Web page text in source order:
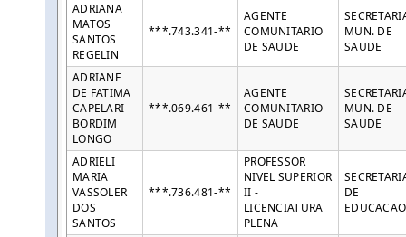
ADRIANA
MATOS
SANTOS
REGELIN
***.743.341-**
AGENTE
COMUNITARIO
DE SAUDE
MUN. DE
SAUDE
ADRIANE
DE FATIMA
CAPELARI
BORDIM
LONGO
***.069.461-**
AGENTE
COMUNITARIO
DE SAUDE
MUN. DE
SAUDE
ADRIELI
MARIA
VASSOLER
DOS
SANTOS
***.736.481-**
PROFESSOR
NIVEL SUPERIOR
II -
LICENCIATURA
PLENA
DE
EDUCACAO